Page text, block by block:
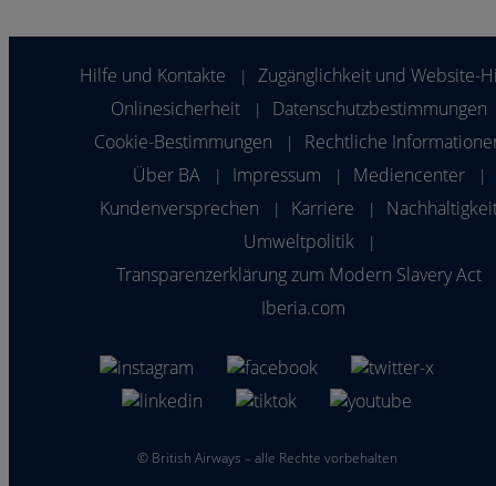
Hilfe und Kontakte |
Zugänglichkeit und Website-
Onlinesicherheit
|
Datenschutzbestimmungen
Cookie-Bestimmungen
|
Rechtliche
Über BA
| Impressum | Mediencenter |
Kundenversprechen | Karriere |
Umweltpolitik
|
Transparenzerklärung zum Modern Slavery Act
Iberia.com
© British Airways – alle Rechte vorbehalten